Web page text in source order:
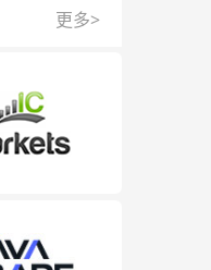
更多>